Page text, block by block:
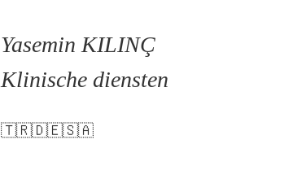
Yasemin KILINÇ
Klinische diensten
🇹🇷🇩🇪🇸🇦